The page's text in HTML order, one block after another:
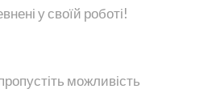
у своїй роботі!
можливість